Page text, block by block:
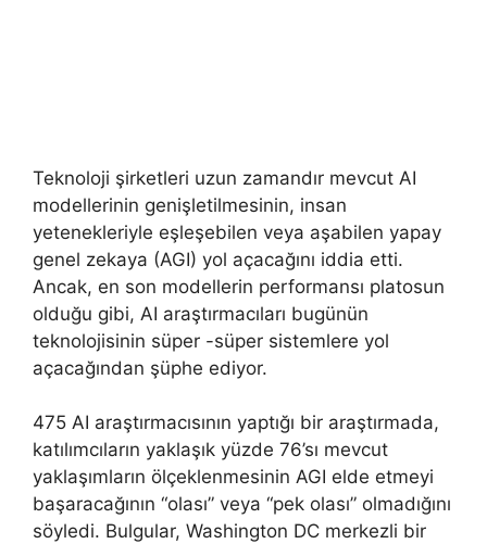
Teknoloji şirketleri uzun zamandır mevcut AI
modellerinin genişletilmesinin, insan
yetenekleriyle eşleşebilen veya aşabilen yapay
genel zekaya (AGI) yol açacağını iddia etti.
Ancak, en son modellerin performansı platosun
olduğu gibi, AI araştırmacıları bugünün
teknolojisinin süper -süper sistemlere yol
açacağından şüphe ediyor.
475 AI araştırmacısının yaptığı bir araştırmada,
katılımcıların yaklaşık yüzde 76’sı mevcut
yaklaşımların ölçeklenmesinin AGI elde etmeyi
başaracağının “olası” veya “pek olası” olmadığını
söyledi. Bulgular, Washington DC merkezli bir